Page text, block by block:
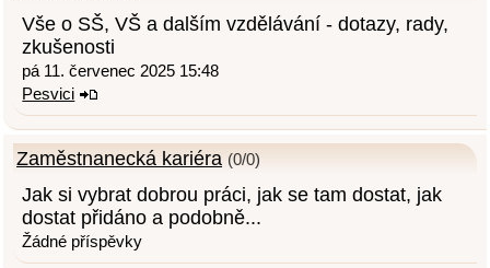
Vše o SŠ, VŠ a dalším vzdělávání - dotazy, rady,
zkušenosti
pá 11. červenec 2025 15:48
Pesvici
Zaměstnanecká kariéra (0/0)
Jak si vybrat dobrou práci, jak se tam dostat, jak
dostat přidáno a podobně...
Žádné příspěvky